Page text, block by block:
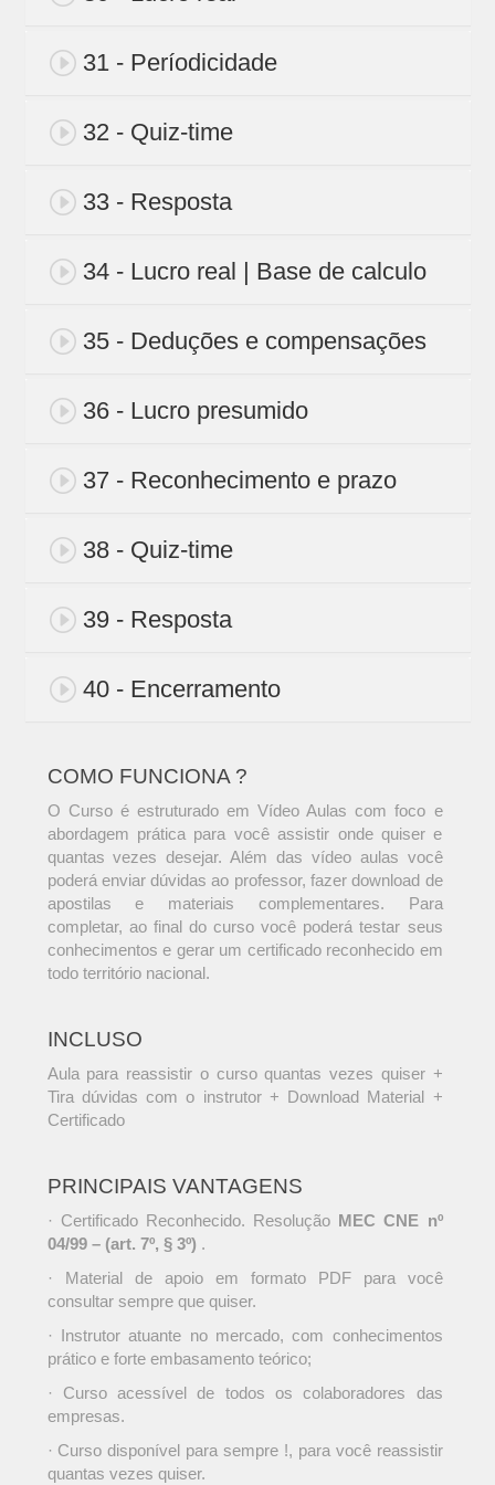
31 - Períodicidade
32 - Quiz-time
33 - Resposta
34 - Lucro real | Base de calculo
35 - Deduções e compensações
36 - Lucro presumido
37 - Reconhecimento e prazo
38 - Quiz-time
39 - Resposta
40 - Encerramento
COMO FUNCIONA ?
O Curso é estruturado em Vídeo Aulas com foco e
abordagem prática para você assistir onde quiser e
quantas vezes desejar. Além das vídeo aulas você
poderá enviar dúvidas ao professor, fazer download de
apostilas e materiais complementares. Para
completar, ao final do curso você poderá testar seus
conhecimentos e gerar um certificado reconhecido em
todo território nacional.
INCLUSO
Aula para reassistir o curso quantas vezes quiser +
Tira dúvidas com o instrutor + Download Material +
Certificado
PRINCIPAIS VANTAGENS
· Certificado Reconhecido. Resolução MEC CNE nº
04/99 – (art. 7º, § 3º) .
· Material de apoio em formato PDF para você
consultar sempre que quiser.
· Instrutor atuante no mercado, com conhecimentos
prático e forte embasamento teórico;
· Curso acessível de todos os colaboradores das
empresas.
· Curso disponível para sempre !, para você reassistir
quantas vezes quiser.